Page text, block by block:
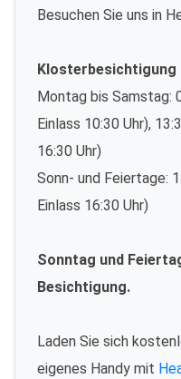
Besuchen Sie uns in
Klosterbesichtigung
Montag bis Samstag:
Einlass 10:30 Uhr),
16:30 Uhr)
Sonn- und Feiertage:
Einlass 16:30 Uhr)
Sonntag und
Besichtigung.
Laden Sie sich
eigenes Handy mit